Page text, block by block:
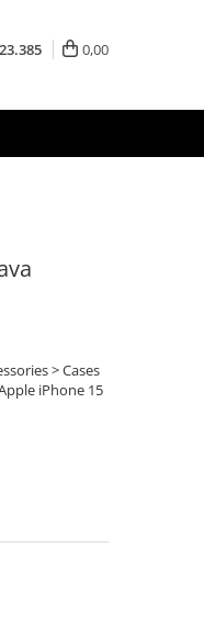
0,00
> Cases
iPhone 15